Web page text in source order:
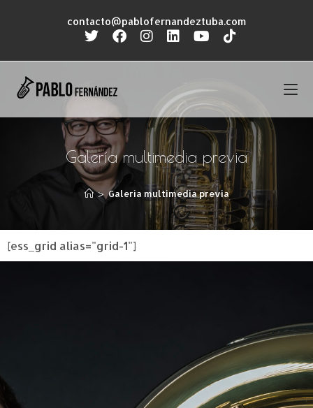
contacto@pablofernandeztuba.com
Galería multimedia previa
> Galería multimedia previa
[ess_grid alias="grid-1"]